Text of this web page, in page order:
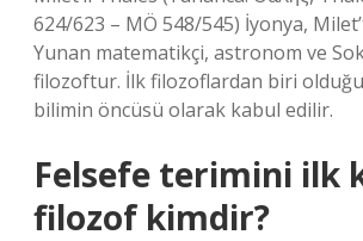
624/623 – MÖ 548/545) İyonya,
Yunan matematikçi, astronom ve
filozoftur. İlk filozoflardan biri
bilimin öncüsü olarak kabul edilir.
Felsefe terimini ilk
filozof kimdir?